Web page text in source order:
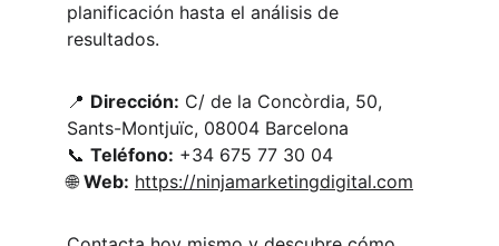
planificación hasta el análisis de
resultados.
📍 Dirección: C/ de la Concòrdia, 50,
Sants-Montjuïc, 08004 Barcelona
📞 Teléfono: +34 675 77 30 04
🌐 Web: https://ninjamarketingdigital.com